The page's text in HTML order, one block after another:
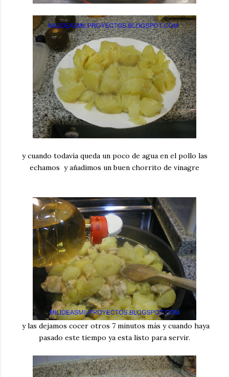
y cuando todavía queda un poco de agua en el pollo las
echamos y añadimos un buen chorrito de vinagre
y las dejamos cocer otros 7 minutos más y cuando haya
pasado este tiempo ya esta listo para servir.